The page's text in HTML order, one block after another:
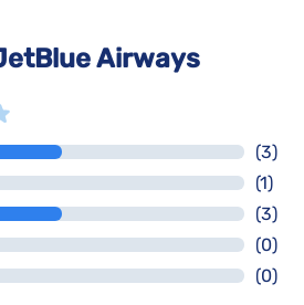
Airways
(3)
(1)
(3)
(0)
(0)